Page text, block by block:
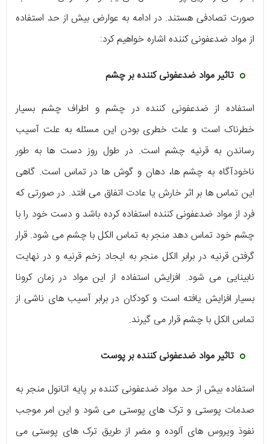
صورت تصادفی هستند. در ادامه به عوارض بیش از حد استفاده
از مواد ضدعفونی کننده اشاره خواهیم کرد:
تاثیر مواد ضدعفونی کننده بر چشم
استفاده از ضدعفونی کننده در چشم و اطراف چشم بسیار
خطرناک است و علت خطری بودن این مسئله به علت آسیب
رساندن به قرنیه چشم است. در طول روز دست ها به طور
ناخودآگاه به چشم ها، دهان و گوش ها در تماس است. گاهی
این تماس ها بر اثر خارش یا عادت اتفاق می افتد. در صورتی که
فرد از مواد ضدعفونی کننده استفاده کرده باشد و دست خود را با
چشم خود تماس دهد منجر به تماس الکل با چشم می شود. قرار
گرفتن قرنیه در برابر الکل منجر به ایجاد زخم قرنیه و در نهایت
نابینایی می شود. افزایش استفاده از این مواد در زمان کرونا
بسیار افزایش یافته است و کودکان در برابر آسیب های ناشی از
تماس الکل با چشم قرار می گیرند.
تاثیر مواد ضدعفونی کننده بر پوست
استفاده بیش از حد مواد ضدعفونی کننده بر پایه اتانول منجر به
صدمات پوستی و ترک های پوستی می شود و این امر موجب
نفوذ ویروس های آلوده و مضر از طریق ترک های پوستی می